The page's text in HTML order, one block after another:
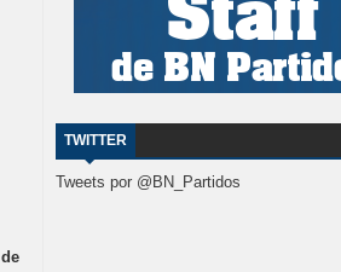
TWITTER
Tweets por @BN_Partidos